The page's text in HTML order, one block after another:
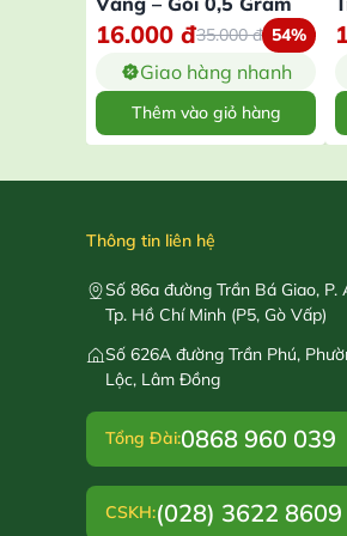
16.000 đ35.000đ 54%
Giao hàng nhanh
Thêm vào giỏ hàng
Thông tin liên hệ
Số 86a đường Trần Bá Giao, P.
Tp. Hồ Chí Minh (P5, Gò Vấp)
Số 626A đường Trần Phú,
Lộc, Lâm Đồng
Tổng Đài:0868 960 039
CSKH:(028) 3622 8609